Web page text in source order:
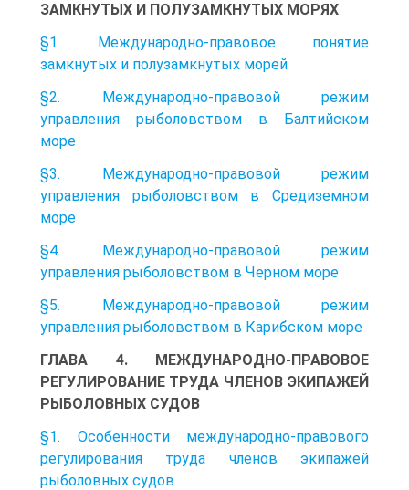
ЗАМКНУТЫХ И ПОЛУЗАМКНУТЫХ МОРЯХ
§1. Международно-правовое понятие
замкнутых и полузамкнутых морей
§2. Международно-правовой режим
управления рыболовством в Балтийском
море
§3. Международно-правовой режим
управления рыболовством в Средиземном
море
§4. Международно-правовой режим
управления рыболовством в Черном море
§5. Международно-правовой режим
управления рыболовством в Карибском море
ГЛАВА 4. МЕЖДУНАРОДНО-ПРАВОВОЕ
РЕГУЛИРОВАНИЕ ТРУДА ЧЛЕНОВ ЭКИПАЖЕЙ
РЫБОЛОВНЫХ СУДОВ
§1. Особенности международно-правового
регулирования труда членов экипажей
рыболовных судов